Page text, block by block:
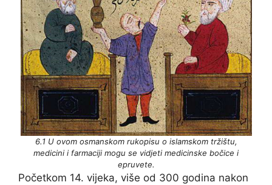
6.1 U ovom osmanskom rukopisu o islamskom tržištu,
medicini i farmaciji mogu se vidjeti medicinske bočice i
epruvete.
Početkom 14. vijeka, više od 300 godina nakon